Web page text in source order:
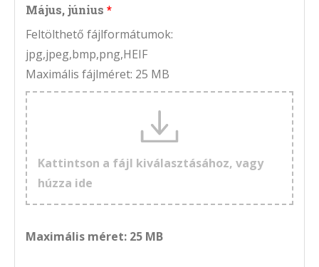
Május, június
Feltölthető fájlformátumok:
jpg,jpeg,bmp,png,HEIF
Maximális fájlméret: 25 MB
Kattintson a fájl kiválasztásához, vagy
húzza ide
Maximális méret: 25 MB